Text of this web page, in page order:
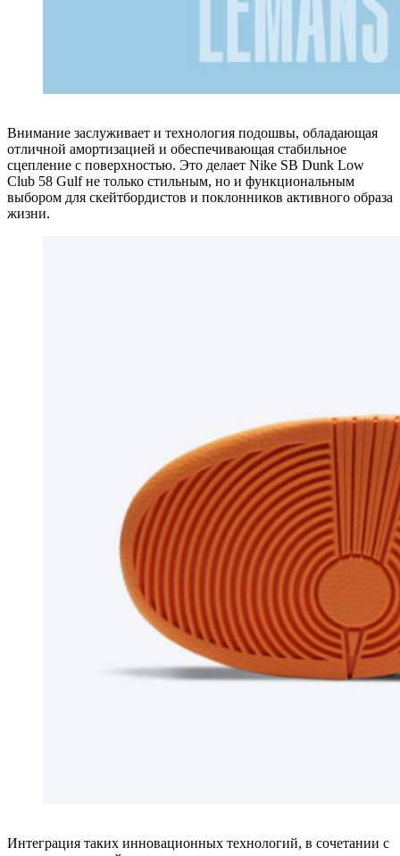
Внимание заслуживает и технология подошвы, обладающая
отличной амортизацией и обеспечивающая стабильное
сцепление с поверхностью. Это делает Nike SB Dunk Low
Club 58 Gulf не только стильным, но и функциональным
выбором для скейтбордистов и поклонников активного образа
жизни.
Интеграция таких инновационных технологий, в сочетании с